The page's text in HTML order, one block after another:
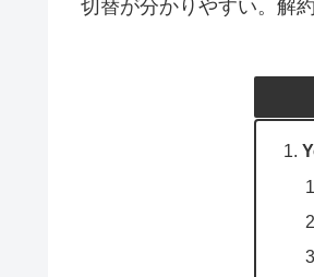
切替が分かりやすい。解